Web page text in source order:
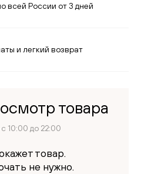
всей России от 3 дней
и легкий возврат
товара
10:00 до 22:00
товар.
не нужно.